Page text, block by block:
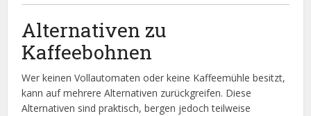
Alternativen zu
Kaffeebohnen
Wer keinen Vollautomaten oder keine Kaffeemühle besitzt,
kann auf mehrere Alternativen zurückgreifen. Diese
Alternativen sind praktisch, bergen jedoch teilweise